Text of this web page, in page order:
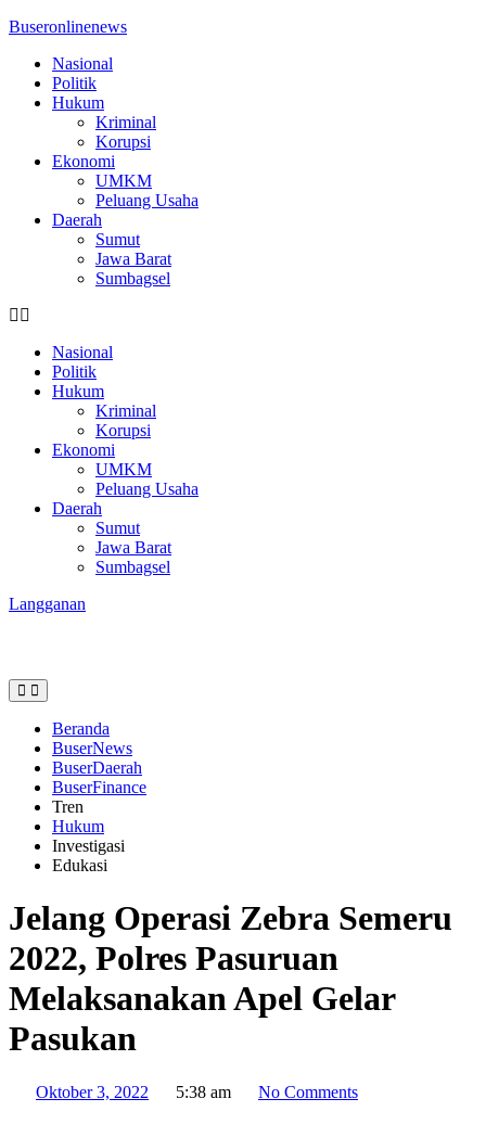
Buseronlinenews
Nasional
Politik
Hukum
Kriminal
Korupsi
Ekonomi
UMKM
Peluang Usaha
Daerah
Sumut
Jawa Barat
Sumbagsel
Nasional
Politik
Hukum
Kriminal
Korupsi
Ekonomi
UMKM
Peluang Usaha
Daerah
Sumut
Jawa Barat
Sumbagsel
Langganan
Beranda
BuserNews
BuserDaerah
BuserFinance
Tren
Hukum
Investigasi
Edukasi
Jelang Operasi Zebra Semeru
2022, Polres Pasuruan
Melaksanakan Apel Gelar
Pasukan
Oktober 3, 2022 5:38 am No Comments